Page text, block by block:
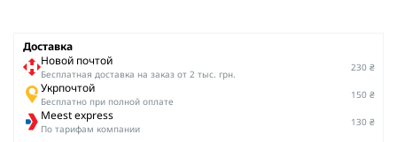
Доставка
Новой почтой
Беcплатная доставка на заказ от 2 тыс. грн.
230 ₴
Укрпочтой
Бесплатно при полной оплате
150 ₴
Meest express
По тарифам компании
130 ₴